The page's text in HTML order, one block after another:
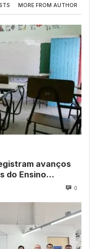
MORE FROM AUTHOR
avanços
do Ensino
0